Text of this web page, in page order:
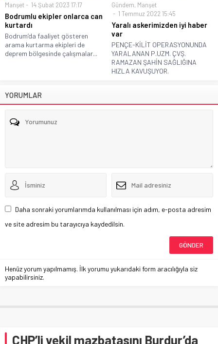
Manşet 14 Şubat 2023 17:17
Bodrumlu ekipler onlarca can
kurtardı
Bodrum’da faaliyet gösteren
arama kurtarma ekipleri de
deprem bölgesinde çalışmalar...
Gündem, Manşet
1 Temmuz 2022 15:45
Yaralı askerimizden iyi haber
var
PENÇE-KİLİT OPERASYONUNDA
YARALANAN P.UZM. ÇVŞ.
RAMAZAN ŞAHİN SAĞLIĞINA
HIZLA KAVUŞUYOR.
YORUMLAR
Daha sonraki yorumlarımda kullanılması için adım, e-posta adresim
ve site adresim bu tarayıcıya kaydedilsin.
Henüz yorum yapılmamış. İlk yorumu yukarıdaki form aracılığıyla siz
yapabilirsiniz.
CHP’li vekil mazbatasını Burdur’da